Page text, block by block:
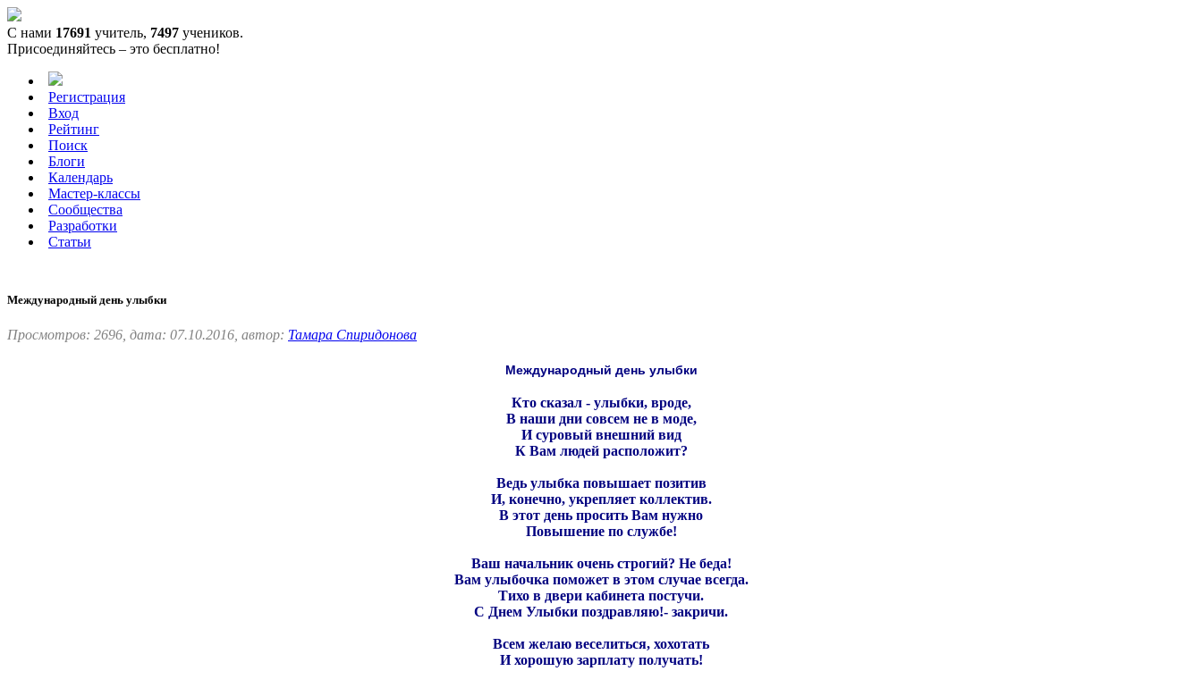
С нами 17691 учитель, 7497 учеников.
Присоединяйтесь – это бесплатно!
Регистрация
Вход
Рейтинг
Поиск
Блоги
Календарь
Мастер-классы
Сообщества
Разработки
Статьи
Международный день улыбки
Просмотров: 2696, дата: 07.10.2016, автор: Тамара Спиридонова
Международный день улыбки
Кто сказал - улыбки, вроде,
В наши дни совсем не в моде,
И суровый внешний вид
К Вам людей расположит?
Ведь улыбка повышает позитив
И, конечно, укрепляет коллектив.
В этот день просить Вам нужно
Повышение по службе!
Ваш начальник очень строгий? Не беда!
Вам улыбочка поможет в этом случае всегда.
Тихо в двери кабинета постучи.
С Днем Улыбки поздравляю!- закричи.
Всем желаю веселиться, хохотать
И хорошую зарплату получать!